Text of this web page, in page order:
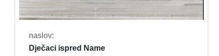
naslov:
Dječaci ispred Name